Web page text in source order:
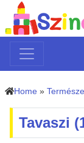
Home »
Tavaszi